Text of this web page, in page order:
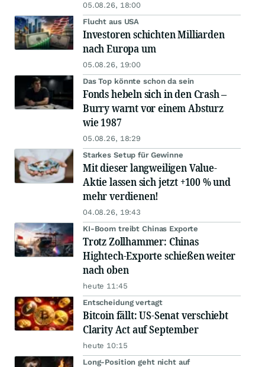
05.08.26, 18:00
Flucht aus USA
Investoren schichten Milliarden
nach Europa um
05.08.26, 19:00
Das Top könnte schon da sein
Fonds hebeln sich in den Crash –
Burry warnt vor einem Absturz
wie 1987
05.08.26, 18:29
Starkes Setup für Gewinne
Mit dieser langweiligen Value-
Aktie lassen sich jetzt +100 % und
mehr verdienen!
04.08.26, 19:43
KI-Boom treibt Chinas Exporte
Trotz Zollhammer: Chinas
Hightech-Exporte schießen weiter
nach oben
heute 11:45
Entscheidung vertagt
Bitcoin fällt: US-Senat verschiebt
Clarity Act auf September
heute 10:15
Long-Position geht nicht auf